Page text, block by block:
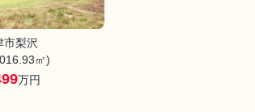
市梨沢
㎡)
万円